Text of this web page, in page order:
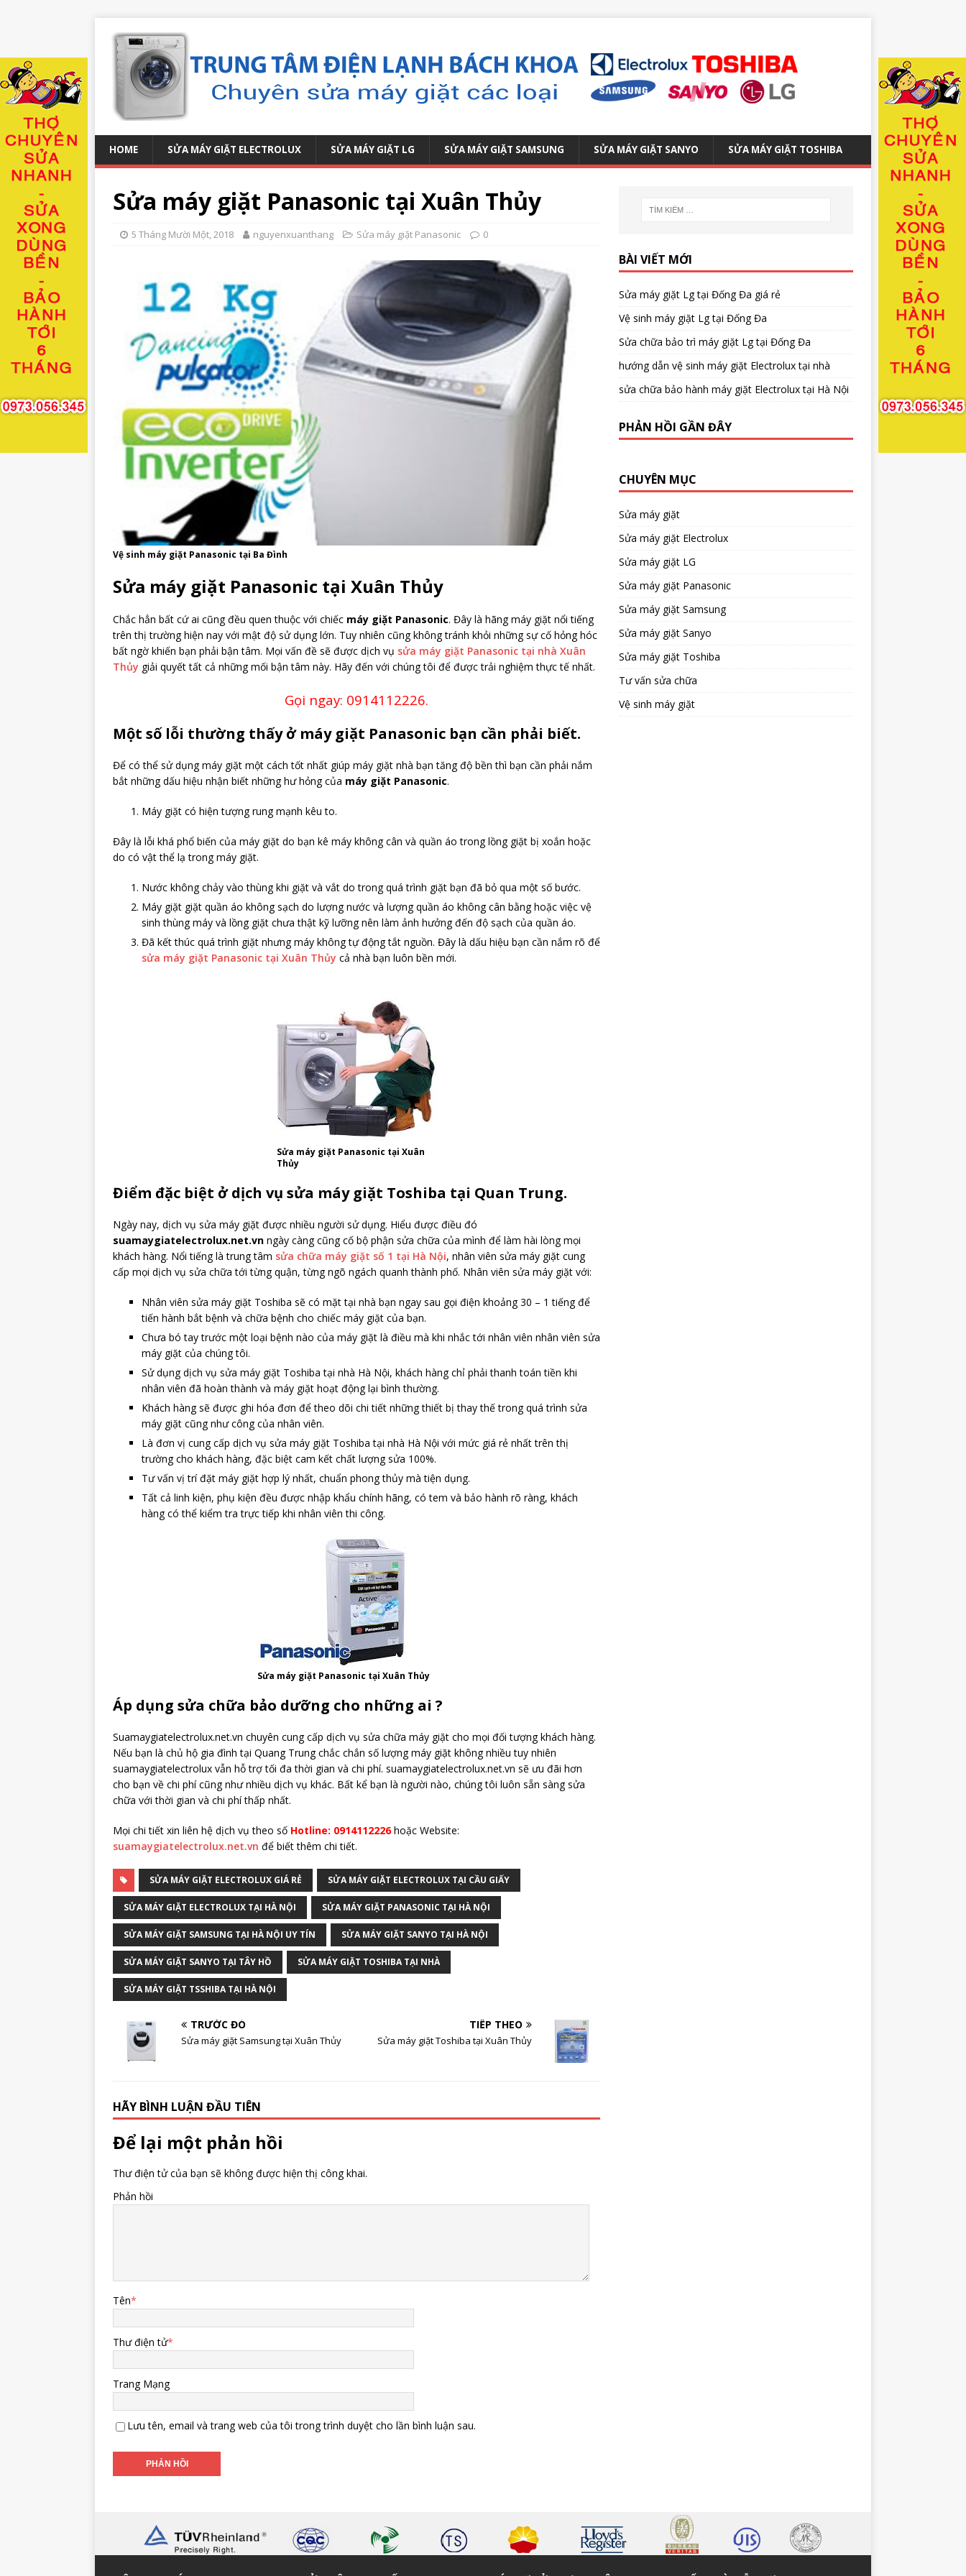
HOME SỬA MÁY GIẶT ELECTROLUX SỬA MÁY GIẶT LG SỬA MÁY GIẶT SAMSUNG SỬA MÁY GIẶT SANYO SỬA MÁY GIẶT TOSHIBA
Sửa máy giặt Panasonic tại Xuân Thủy
5 Tháng Mười Một, 2018 nguyenxuanthang Sửa máy giặt Panasonic 0
Vệ sinh máy giặt Panasonic tại Ba Đình
Sửa máy giặt Panasonic tại Xuân Thủy
Chắc hẳn bất cứ ai cũng đều quen thuộc với chiếc máy giặt Panasonic. Đây là hãng máy giặt nổi tiếng
trên thị trường hiện nay với mật độ sử dụng lớn. Tuy nhiên cũng không tránh khỏi những sự cố hỏng hóc
bất ngờ khiến bạn phải bận tâm. Mọi vấn đề sẽ được dịch vụ sửa máy giặt Panasonic tại nhà Xuân
Thủy giải quyết tất cả những mối bận tâm này. Hãy đến với chúng tôi để được trải nghiệm thực tế nhất.
Gọi ngay: 0914112226.
Một số lỗi thường thấy ở máy giặt Panasonic bạn cần phải biết.
Để có thể sử dụng máy giặt một cách tốt nhất giúp máy giặt nhà bạn tăng độ bền thì bạn cần phải nắm
bắt những dấu hiệu nhận biết những hư hỏng của máy giặt Panasonic.
Máy giặt có hiện tượng rung mạnh kêu to.
Đây là lỗi khá phổ biến của máy giặt do bạn kê máy không cân và quần áo trong lồng giặt bị xoắn hoặc
do có vật thể lạ trong máy giặt.
Nước không chảy vào thùng khi giặt và vắt do trong quá trình giặt bạn đã bỏ qua một số bước.
Máy giặt giặt quần áo không sạch do lượng nước và lượng quần áo không cân bằng hoặc việc vệ
sinh thùng máy và lồng giặt chưa thật kỹ lưỡng nên làm ảnh hưởng đến độ sạch của quần áo.
Đã kết thúc quá trình giặt nhưng máy không tự động tắt nguồn. Đây là dấu hiệu bạn cần nắm rõ để
sửa máy giặt Panasonic tại Xuân Thủy cả nhà bạn luôn bền mới.
Sửa máy giặt Panasonic tại Xuân
Thủy
Điểm đặc biệt ở dịch vụ sửa máy giặt Toshiba tại Quan Trung.
Ngày nay, dịch vụ sửa máy giặt được nhiều người sử dụng. Hiểu được điều đó
suamaygiatelectrolux.net.vn ngày càng cũng cố bộ phận sửa chữa của mình để làm hài lòng mọi
khách hàng. Nổi tiếng là trung tâm sửa chữa máy giặt số 1 tại Hà Nội, nhân viên sửa máy giặt cung
cấp mọi dịch vụ sửa chữa tới từng quận, từng ngõ ngách quanh thành phố. Nhân viên sửa máy giặt với:
Nhân viên sửa máy giặt Toshiba sẽ có mặt tại nhà bạn ngay sau gọi điện khoảng 30 – 1 tiếng để
tiến hành bắt bệnh và chữa bệnh cho chiếc máy giặt của bạn.
Chưa bó tay trước một loại bệnh nào của máy giặt là điều mà khi nhắc tới nhân viên nhân viên sửa
máy giặt của chúng tôi.
Sử dụng dịch vụ sửa máy giặt Toshiba tại nhà Hà Nội, khách hàng chỉ phải thanh toán tiền khi
nhân viên đã hoàn thành và máy giặt hoạt động lại bình thường.
Khách hàng sẽ được ghi hóa đơn để theo dõi chi tiết những thiết bị thay thế trong quá trình sửa
máy giặt cũng như công của nhân viên.
Là đơn vị cung cấp dịch vụ sửa máy giặt Toshiba tại nhà Hà Nội với mức giá rẻ nhất trên thị
trường cho khách hàng, đặc biệt cam kết chất lượng sửa 100%.
Tư vấn vị trí đặt máy giặt hợp lý nhất, chuẩn phong thủy mà tiện dụng.
Tất cả linh kiện, phụ kiện đều được nhập khẩu chính hãng, có tem và bảo hành rõ ràng, khách
hàng có thể kiểm tra trực tiếp khi nhân viên thi công.
Sửa máy giặt Panasonic tại Xuân Thủy
Áp dụng sửa chữa bảo dưỡng cho những ai ?
Suamaygiatelectrolux.net.vn chuyên cung cấp dịch vụ sửa chữa máy giặt cho mọi đối tượng khách hàng.
Nếu bạn là chủ hộ gia đình tại Quang Trung chắc chắn số lượng máy giặt không nhiều tuy nhiên
suamaygiatelectrolux vẫn hỗ trợ tối đa thời gian và chi phí. suamaygiatelectrolux.net.vn sẽ ưu đãi hơn
cho bạn về chi phí cũng như nhiều dịch vụ khác. Bất kể bạn là người nào, chúng tôi luôn sẵn sàng sửa
chữa với thời gian và chi phí thấp nhất.
Mọi chi tiết xin liên hệ dịch vụ theo số Hotline: 0914112226hoặc Website:
suamaygiatelectrolux.net.vn để biết thêm chi tiết.
SỬA MÁY GIẶT ELECTROLUX GIÁ RẺ SỬA MÁY GIẶT ELECTROLUX TẠI CẦU GIẤY
SỬA MÁY GIẶT ELECTROLUX TẠI HÀ NỘI SỬA MÁY GIẶT PANASONIC TẠI HÀ NỘI
SỬA MÁY GIẶT SAMSUNG TẠI HÀ NỘI UY TÍN SỬA MÁY GIẶT SANYO TẠI HÀ NỘI
SỬA MÁY GIẶT SANYO TẠI TÂY HỒ SỬA MÁY GIẶT TOSHIBA TẠI NHÀ
SỬA MÁY GIẶT TSSHIBA TẠI HÀ NỘI
TRƯỚC ĐÓ
Sửa máy giặt Samsung tại Xuân Thủy
TIẾP THEO
Sửa máy giặt Toshiba tại Xuân Thủy
HÃY BÌNH LUẬN ĐẦU TIÊN
Để lại một phản hồi
Thư điện tử của bạn sẽ không được hiện thị công khai.
Phản hồi
Tên*
Thư điện tử*
Trang Mạng
Lưu tên, email và trang web của tôi trong trình duyệt cho lần bình luận sau.
BÀI VIẾT MỚI
Sửa máy giặt Lg tại Đống Đa giá rẻ
Vệ sinh máy giặt Lg tại Đống Đa
Sửa chữa bảo trì máy giặt Lg tại Đống Đa
hướng dẫn vệ sinh máy giặt Electrolux tại nhà
sửa chữa bảo hành máy giặt Electrolux tại Hà Nội
PHẢN HỒI GẦN ĐÂY
CHUYÊN MỤC
Sửa máy giặt
Sửa máy giặt Electrolux
Sửa máy giặt LG
Sửa máy giặt Panasonic
Sửa máy giặt Samsung
Sửa máy giặt Sanyo
Sửa máy giặt Toshiba
Tư vấn sửa chữa
Vệ sinh máy giặt